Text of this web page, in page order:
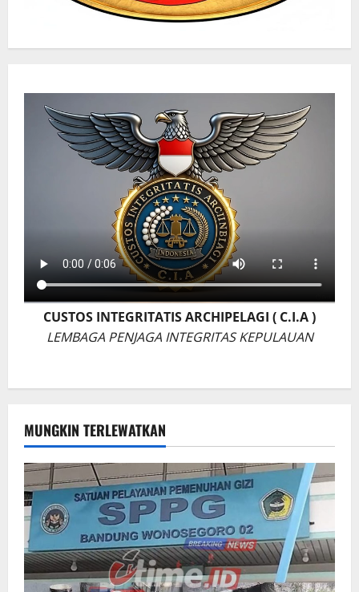
CUSTOS INTEGRITATIS ARCHIPELAGI ( C.I.A )
LEMBAGA PENJAGA INTEGRITAS KEPULAUAN
MUNGKIN TERLEWATKAN